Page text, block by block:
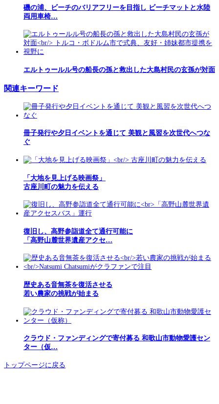
磯の浦、ビーチのバリアフリーを目指し ビーチマットと水陸
両用車椅…
エルトゥールル号の船長の孫と救出した大島村民の玄孫が対面
関連キーワード
冊子発行や夕日イベントを通じて 美観と風習を次世代へつな
ぐ
「大地を見上げる映画祭」
古座川町の魅力を伝える
復旧し、高野参詣道全て通行可能に
「高野山麓世界遺産アクセ…
歴史ある音無茶を復活させる
若い農家の挑戦が始まる
クラウド・ファンディングで寄付募る 和歌山市動物愛護セン
ター（仮…
トップページに戻る